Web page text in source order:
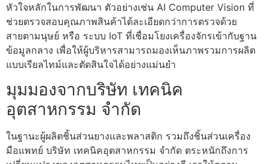
หัวใจหลักในการพัฒนา ตัวอย่างเช่น AI Computer Vision ที่
ช่วยตรวจสอบคุณภาพสินค้าได้ละเอียดกว่าการตรวจด้วย
สายตามนุษย์ หรือ ระบบ IoT ที่เชื่อมโยงเครื่องจักรเข้ากับฐาน
ข้อมูลกลาง เพื่อให้ผู้บริหารสามารถมองเห็นภาพรวมการผลิต
แบบเรียลไทม์และตัดสินใจได้อย่างแม่นยำ
มุมมองจากบริษัท เทคนิค
อุตสาหกรรม จำกัด
ในฐานะผู้ผลิตชิ้นส่วนยางและพลาสติก รวมถึงชิ้นส่วนเครื่อง
มือแพทย์ บริษัท เทคนิคอุตสาหกรรม จำกัด ตระหนักถึงการ